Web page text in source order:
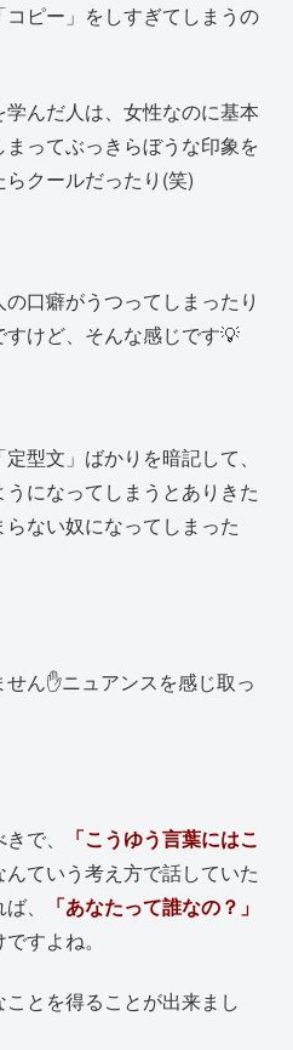
ピー」をしすぎてしまうの
んだ人は、女性なのに基本
ってぶっきらぼうな印象を
クールだったり(笑)
口癖がうつってしまったり
けど、そんな感じです💡
型文」ばかりを暗記して、
になってしまうとありきた
ない奴になってしまった
ん✋ニュアンスを感じ取っ
で、
「こうゆう言葉にはこ
んていう考え方で話していた
、
「あなたって誰なの？」
すよね。
とを得ることが出来まし